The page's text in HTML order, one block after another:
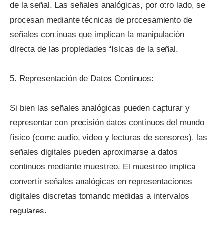
de la señal. Las señales analógicas, por otro lado, se
procesan mediante técnicas de procesamiento de
señales continuas que implican la manipulación
directa de las propiedades físicas de la señal.
5. Representación de Datos Continuos:
Si bien las señales analógicas pueden capturar y
representar con precisión datos continuos del mundo
físico (como audio, video y lecturas de sensores), las
señales digitales pueden aproximarse a datos
continuos mediante muestreo. El muestreo implica
convertir señales analógicas en representaciones
digitales discretas tomando medidas a intervalos
regulares.